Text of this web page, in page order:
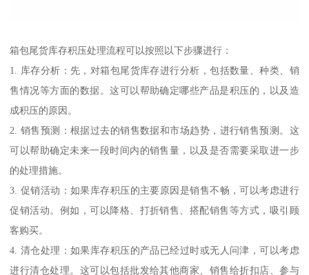
箱包尾货库存积压处理流程可以按照以下步骤进行：
1. 库存分析：先，对箱包尾货库存进行分析，包括数量、种类、销
售情况等方面的数据。这可以帮助确定哪些产品是积压的，以及造
成积压的原因。
2. 销售预测：根据过去的销售数据和市场趋势，进行销售预测。这
可以帮助确定未来一段时间内的销售量，以及是否需要采取进一步
的处理措施。
3. 促销活动：如果库存积压的主要原因是销售不畅，可以考虑进行
促销活动。例如，可以降格、打折销售、搭配销售等方式，吸引顾
客购买。
4. 清仓处理：如果库存积压的产品已经过时或无人问津，可以考虑
进行清仓处理。这可以包括批发给其他商家、销售给折扣店、参与